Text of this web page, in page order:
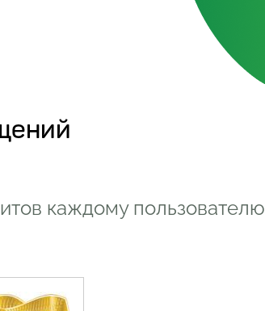
каждому пользователю